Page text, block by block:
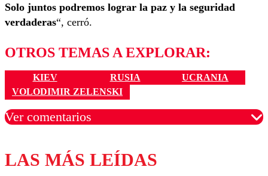
Solo juntos podremos lograr la paz y la seguridad
verdaderas“, cerró.
OTROS TEMAS A EXPLORAR:
KIEV RUSIA
UCRANIA
VOLODIMIR ZELENSKI
Ver comentarios
Los comentarios son moderados para garantizar un
diálogo respetuoso.
LAS MÁS LEÍDAS